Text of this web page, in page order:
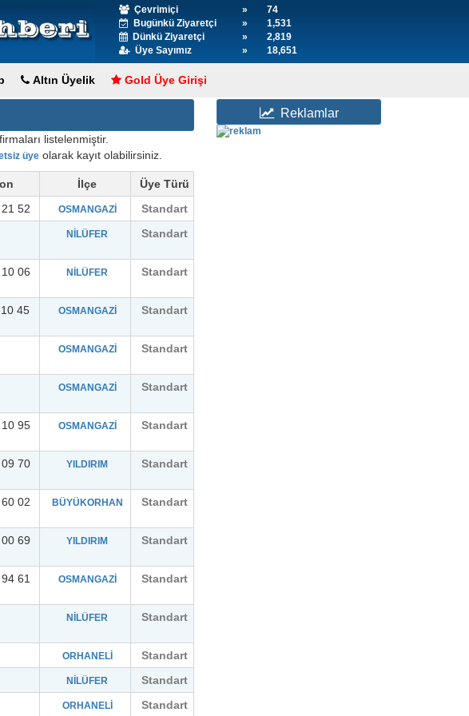
Çevrimiçi »
74
Bugünkü Ziyaretçi
»
1,531
Dünkü Ziyaretçi
»
2,819
Üye Sayımız
» 18,651
Altın Üyelik Gold Üye Girişi
listelenmiştir.
üyeolarak kayıt olabilirsiniz.
İlçe Üye Türü
52 OSMANGAZİ Standart
NİLÜFER Standart
06 NİLÜFER Standart
45 OSMANGAZİ Standart
OSMANGAZİ Standart
OSMANGAZİ Standart
95 OSMANGAZİ Standart
70 YILDIRIM Standart
02 BÜYÜKORHAN Standart
69 YILDIRIM Standart
61 OSMANGAZİ Standart
NİLÜFER Standart
ORHANELİ Standart
NİLÜFER Standart
ORHANELİ Standart
Reklamlar